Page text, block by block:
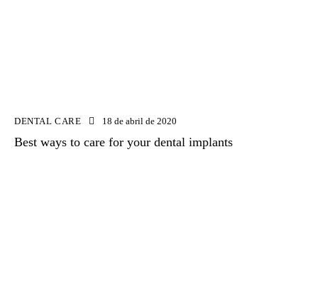
DENTAL CARE 18 de abril de 2020
Best ways to care for your dental implants